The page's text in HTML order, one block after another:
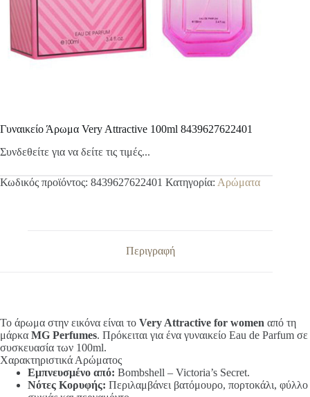
Γυναικείο Άρωμα Very Attractive 100ml 8439627622401
Συνδεθείτε για να δείτε τις τιμές...
Κωδικός προϊόντος: 8439627622401 Κατηγορία: Αρώματα
Περιγραφή
Το άρωμα στην εικόνα είναι το Very Attractive for women από τη
μάρκα MG Perfumes. Πρόκειται για ένα γυναικείο Eau de Parfum σε
συσκευασία των 100ml.
Χαρακτηριστικά Αρώματος
Εμπνευσμένο από: Bombshell – Victoria’s Secret.
Νότες Κορυφής: Περιλαμβάνει βατόμουρο, πορτοκάλι, φύλλο